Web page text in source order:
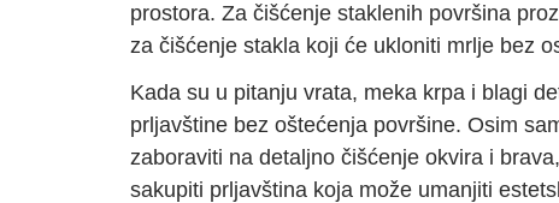
prostora. Za čišćenje staklenih površina
za čišćenje stakla koji će ukloniti mrlje bez
Kada su u pitanju vrata, meka krpa i blagi
prljavštine bez oštećenja površine. Osim
zaboraviti na detaljno čišćenje okvira i
sakupiti prljavština koja može umanjiti